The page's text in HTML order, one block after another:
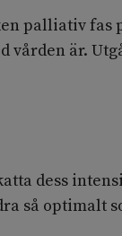
palliativ fas
är.
dess
så optimalt